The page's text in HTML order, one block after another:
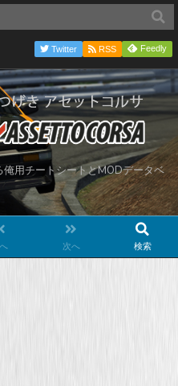
用チートシートとMODデータベ
次へ 検索
Twitter RSS Feedly